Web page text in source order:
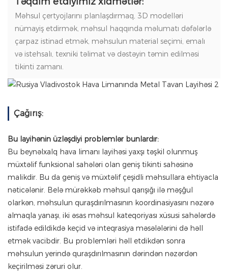
Məhsul çertyojlarını planlaşdırmaq, 3D modelləri
nümayiş etdirmək, məhsul haqqında məlumatı dəfələrlə
çarpaz istinad etmək, məhsulun material seçimi, emalı
və istehsalı, texniki təlimat və dəstəyin təmin edilməsi
tikinti zamanı.
Çağırış:
Bu layihənin üzləşdiyi problemlər bunlardır:
Bu beynəlxalq hava limanı layihəsi yaxşı təşkil olunmuş
müxtəlif funksional sahələri olan geniş tikinti sahəsinə
malikdir. Bu da geniş və müxtəlif çeşidli məhsullara ehtiyacla
nəticələnir. Belə mürəkkəb məhsul qarışığı ilə məşğul
olarkən, məhsulun quraşdırılmasının koordinasiyasını nəzərə
almaqla yanaşı, iki əsas məhsul kateqoriyası xüsusi sahələrdə
istifadə edildikdə keçid və inteqrasiya məsələlərini də həll
etmək vacibdir. Bu problemləri həll etdikdən sonra
məhsulun yerində quraşdırılmasının dərindən nəzərdən
keçirilməsi zəruri olur.